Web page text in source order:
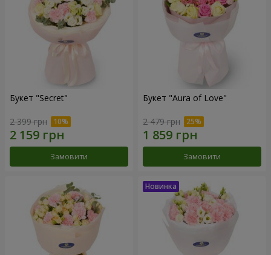
Букет "Secret"
2 399 грн
Замовити
Букет "Aura of Love"
2 479 грн
Замовити